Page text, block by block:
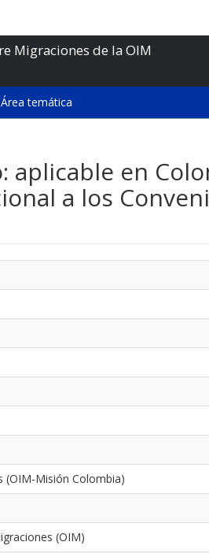
Migraciones de la OIM
temática
en
a los
(OIM-Misión Colombia)
(OIM)